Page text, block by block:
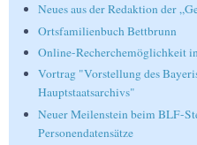
Neues aus der Redaktion der
Ortsfamilienbuch Bettbrunn
Online-Recherchemöglichkeit
Vortrag "Vorstellung des
Hauptstaatsarchivs"
Neuer Meilenstein beim BLF-
Personendatensätze